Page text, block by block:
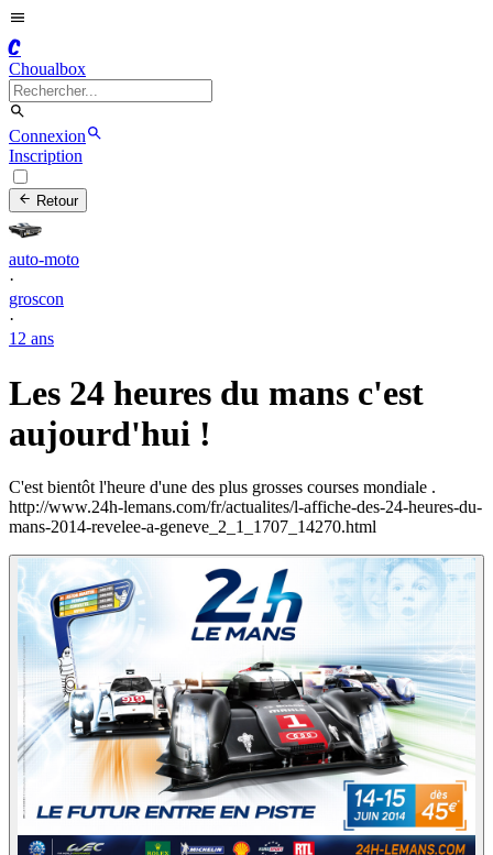
C
Choualbox
Connexion
Inscription
Retour
auto-moto
·
groscon
·
12 ans
Les 24 heures du mans c'est
aujourd'hui !
C'est bientôt l'heure d'une des plus grosses courses mondiale .
http://www.24h-lemans.com/fr/actualites/l-affiche-des-24-heures-du-
mans-2014-revelee-a-geneve_2_1_1707_14270.html